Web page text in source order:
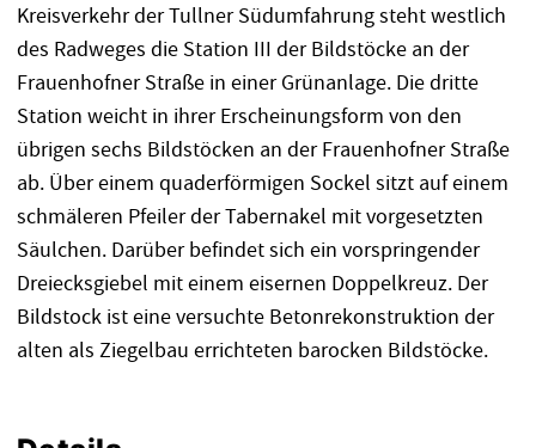
Kreisverkehr der Tullner Südumfahrung steht westlich
des Radweges die Station III der Bildstöcke an der
Frauenhofner Straße in einer Grünanlage. Die dritte
Station weicht in ihrer Erscheinungsform von den
übrigen sechs Bildstöcken an der Frauenhofner Straße
ab. Über einem quaderförmigen Sockel sitzt auf einem
schmäleren Pfeiler der Tabernakel mit vorgesetzten
Säulchen. Darüber befindet sich ein vorspringender
Dreiecksgiebel mit einem eisernen Doppelkreuz. Der
Bildstock ist eine versuchte Betonrekonstruktion der
alten als Ziegelbau errichteten barocken Bildstöcke.